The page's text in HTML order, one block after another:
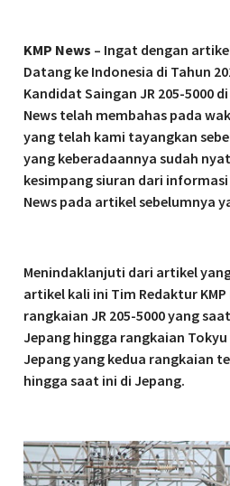
KMP News – Ingat dengan
Datang ke Indonesia di Tahun
Kandidat Saingan JR 205-5000
News telah membahas pada
yang telah kami tayangkan
yang keberadaannya sudah
kesimpang siuran dari
News pada artikel sebelumnya
Menindaklanjuti dari artikel
artikel kali ini Tim Redaktur
rangkaian JR 205-5000 yang
Jepang hingga rangkaian
Jepang yang kedua rangkaian
hingga saat ini di Jepang.